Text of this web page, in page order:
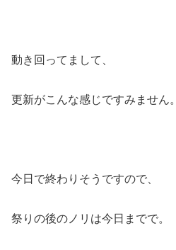
動き回ってまして、
更新がこんな感じですみません。
今日で終わりそうですので、
祭りの後のノリは今日までで。